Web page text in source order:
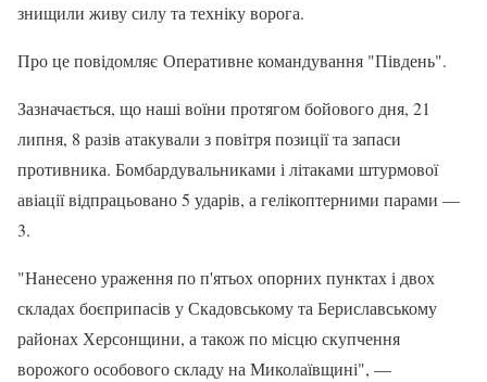
знищили живу силу та техніку ворога.
Про це повідомляє Оперативне командування "Південь".
Зазначається, що наші воїни протягом бойового дня, 21
липня, 8 разів атакували з повітря позиції та запаси
противника. Бомбардувальниками і літаками штурмової
авіації відпрацьовано 5 ударів, а гелікоптерними парами —
3.
"Нанесено ураження по п'ятьох опорних пунктах і двох
складах боєприпасів у Скадовському та Бериславському
районах Херсонщини, а також по місцю скупчення
ворожого особового складу на Миколаївщині", —